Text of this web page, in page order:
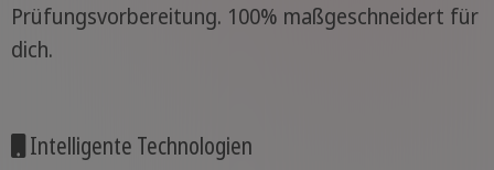
Prüfungsvorbereitung. 100% maßgeschneidert für
dich.
Intelligente Technologien